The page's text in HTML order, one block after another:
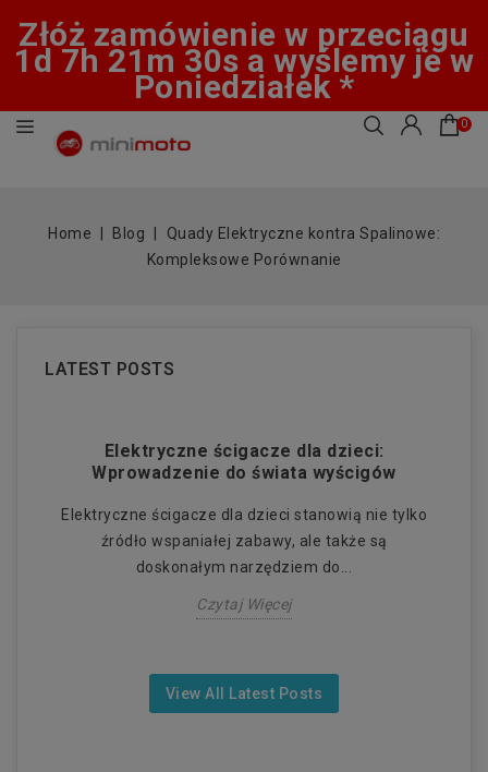
Złóż zamówienie w przeciągu
1d 7h 21m 29s a wyślemy je w
Poniedziałek *
0
Home Blog
Quady Elektryczne kontra Spalinowe:
Kompleksowe Porównanie
LATEST POSTS
Elektryczne ścigacze dla dzieci:
Wprowadzenie do świata wyścigów
Elektryczne ścigacze dla dzieci stanowią nie tylko
źródło wspaniałej zabawy, ale także są
doskonałym narzędziem do...
Czytaj Więcej
View All Latest Posts